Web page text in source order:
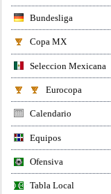
Bundesliga
Copa MX
Seleccion Mexicana
Eurocopa
Calendario
Equipos
Ofensiva
Tabla Local